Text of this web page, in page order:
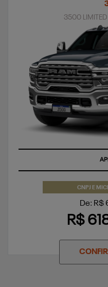
3500
CNPJ E
De:
R$